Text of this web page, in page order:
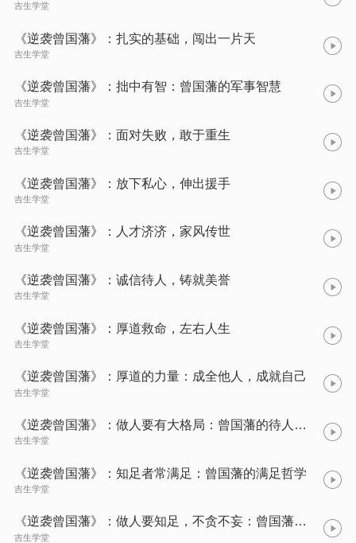
己的逆袭。
吉生学堂
《逆袭曾国藩》：扎实的基础，闯出一片天
吉生学堂
《逆袭曾国藩》：拙中有智：曾国藩的军事智慧
吉生学堂
《逆袭曾国藩》：面对失败，敢于重生
吉生学堂
《逆袭曾国藩》：放下私心，伸出援手
吉生学堂
《逆袭曾国藩》：人才济济，家风传世
吉生学堂
《逆袭曾国藩》：诚信待人，铸就美誉
吉生学堂
《逆袭曾国藩》：厚道救命，左右人生
吉生学堂
《逆袭曾国藩》：厚道的力量：成全他人，成就自己
吉生学堂
《逆袭曾国藩》：做人要有大格局：曾国藩的待人之道
吉生学堂
《逆袭曾国藩》：知足者常满足：曾国藩的满足哲学
吉生学堂
《逆袭曾国藩》：做人要知足，不贪不妄：曾国藩的人生哲学
吉生学堂